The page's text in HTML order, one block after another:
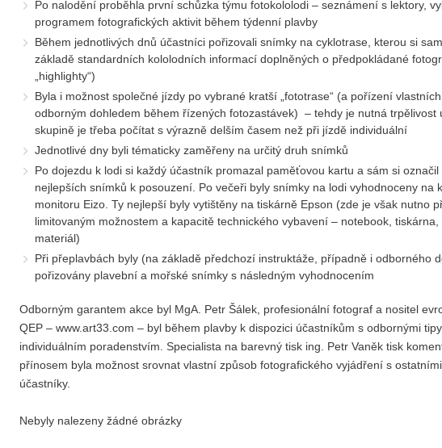
Po nalodění proběhla první schůzka týmu fotokololodi – seznámení s lektory,
programem fotografických aktivit během týdenní plavby
Během jednotlivých dnů účastníci pořizovali snímky na cyklotrase, kterou si
základě standardních kololodních informací doplněných o předpokládané
„highlighty“)
Byla i možnost společné jízdy po vybrané kratší „fototrase“ (a pořízení
odborným dohledem během řízených fotozastávek) – tehdy je nutná trpělivost
skupině je třeba počítat s výrazně delším časem než při jízdě individuální
Jednotlivé dny byli tématicky zaměřeny na určitý druh snímků
Po dojezdu k lodi si každý účastník promazal paměťovou kartu a sám si označil
nejlepších snímků k posouzení. Po večeři byly snímky na lodi vyhodnoceny na
monitoru Eizo. Ty nejlepší byly vytištěny na tiskárně Epson (zde je však nutno
limitovaným možnostem a kapacitě technického vybavení – notebook, tiskárna,
materiál)
Při přeplavbách byly (na základě předchozí instruktáže, případně i odborného
pořizovány plavební a mořské snímky s následným vyhodnocením
Odborným garantem akce byl MgA. Petr Šálek, profesionální fotograf a nositel
QEP – www.art33.com – byl během plavby k dispozici účastníkům s odbornými
individuálním poradenstvím. Specialista na barevný tisk ing. Petr Vaněk tisk
přínosem byla možnost srovnat vlastní způsob fotografického vyjádření s
účastníky.
Nebyly nalezeny žádné obrázky